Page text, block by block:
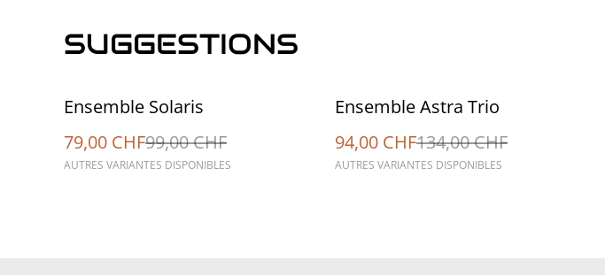
SUGGESTIONS
%
Ensemble Solaris
79,00 CHF99,00 CHF
AUTRES VARIANTES DISPONIBLES
%
Ensemble Astra Trio
94,00 CHF134,00 CHF
AUTRES VARIANTES DISPONIBLES